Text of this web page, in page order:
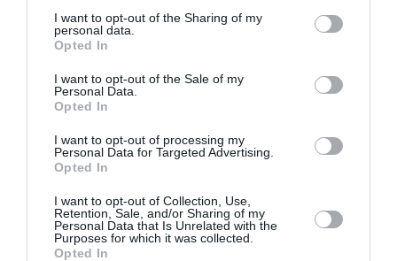
I want to opt-out of the Sharing of my
personal data.
Opted In
I want to opt-out of the Sale of my
Personal Data.
Opted In
I want to opt-out of processing my
Personal Data for Targeted Advertising.
Opted In
I want to opt-out of Collection, Use,
Retention, Sale, and/or Sharing of my
Personal Data that Is Unrelated with the
Purposes for which it was collected.
Opted In
două persoane au fost preluate de către ambulanţe
în vederea transportării la spital pentru acordarea de
Potrivit poliţiştilor, în momentul accidentului,
ambulanţa se afla în depăşire, pe sensul opus de
mers, iarautoturismul circula regulamentar.
exactitate cum s-a produs